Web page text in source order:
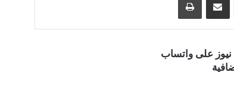
على واتساب